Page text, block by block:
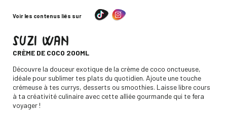
Voir les contenus liés sur
SUZI WAN
CRÈME DE COCO 200ML
Descripción
Découvre la douceur exotique de la crème de coco onctueuse,
idéale pour sublimer tes plats du quotidien. Ajoute une touche
crémeuse à tes currys, desserts ou smoothies. Laisse libre cours
à ta créativité culinaire avec cette alliée gourmande qui te fera
voyager !